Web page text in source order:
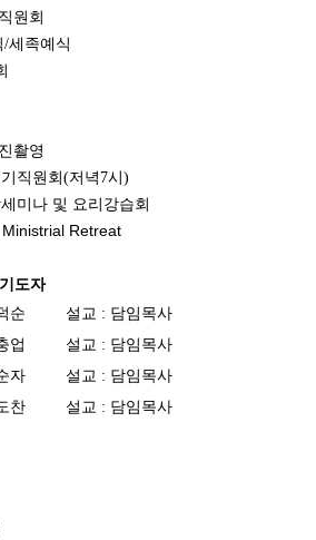
원회
세족예식
촬영
직원회(저녁7시)
미나 및 요리강습회
Retreat
도자
순 설교 : 담임목사
충업 설교 : 담임목사
순자 설교 : 담임목사
찬 설교 : 담임목사